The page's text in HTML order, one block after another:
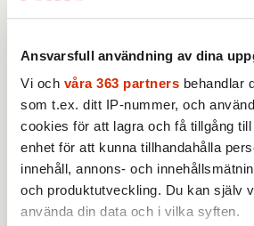
Ansvarsfull användning av dina
Vi och våra 363 partners behandlar
som t.ex. ditt IP-nummer, och
cookies för att lagra och få tillgång
enhet för att kunna tillhandahålla
innehåll, annons- och
och produktutveckling. Du kan själv
använda din data och i vilka syften.
undervisningen negativt
med andra som lär
kritiskt, säger SFS
Rosenberg.
TCO:s ordförande Sture
lärarlösheten missgynnar
studenter.